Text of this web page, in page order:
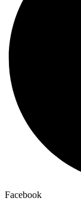
Facebook